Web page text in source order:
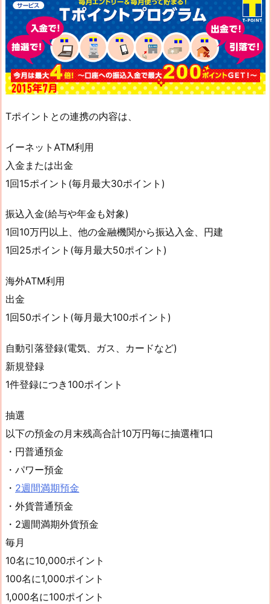
Tポイントとの連携の内容は、
イーネットATM利用
入金または出金
1回15ポイント(毎月最大30ポイント)
振込入金(給与や年金も対象)
1回10万円以上、他の金融機関から振込入金、円建
1回25ポイント(毎月最大50ポイント)
海外ATM利用
出金
1回50ポイント(毎月最大100ポイント)
自動引落登録(電気、ガス、カードなど)
新規登録
1件登録につき100ポイント
抽選
以下の預金の月末残高合計10万円毎に抽選権1口
・円普通預金
・パワー預金
・ 2週間満期預金
・外貨普通預金
・2週間満期外貨預金
毎月
10名に10,000ポイント
100名に1,000ポイント
1,000名に100ポイント